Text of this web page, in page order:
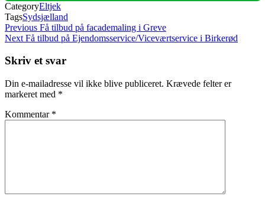
CategoryEltjek
TagsSydsjælland
Indlægsnavigation
Previous
Post
Previous Få tilbud på facademaling i Greve
Next
Next Få tilbud på Ejendomsservice/Viceværtservice i Birkerød
Skriv et svar
Din e-mailadresse vil ikke blive publiceret. Krævede felter er
markeret med *
Kommentar *